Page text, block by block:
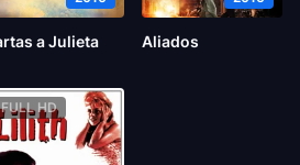
a Julieta Aliados
FULL HD